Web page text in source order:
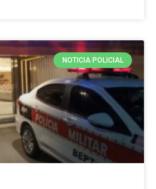
NOTICIA POLICIAL